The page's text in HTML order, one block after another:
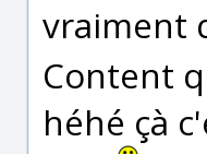
vraiment
Content
héhé çà